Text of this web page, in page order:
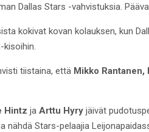
Dallas Stars -vahvistuksia.
kokivat kovan kolauksen, kun
kisoihin.
tiistaina, että Mikko Rantanen,
Hintz ja Arttu Hyry jäivät
nähdä Stars-pelaajia